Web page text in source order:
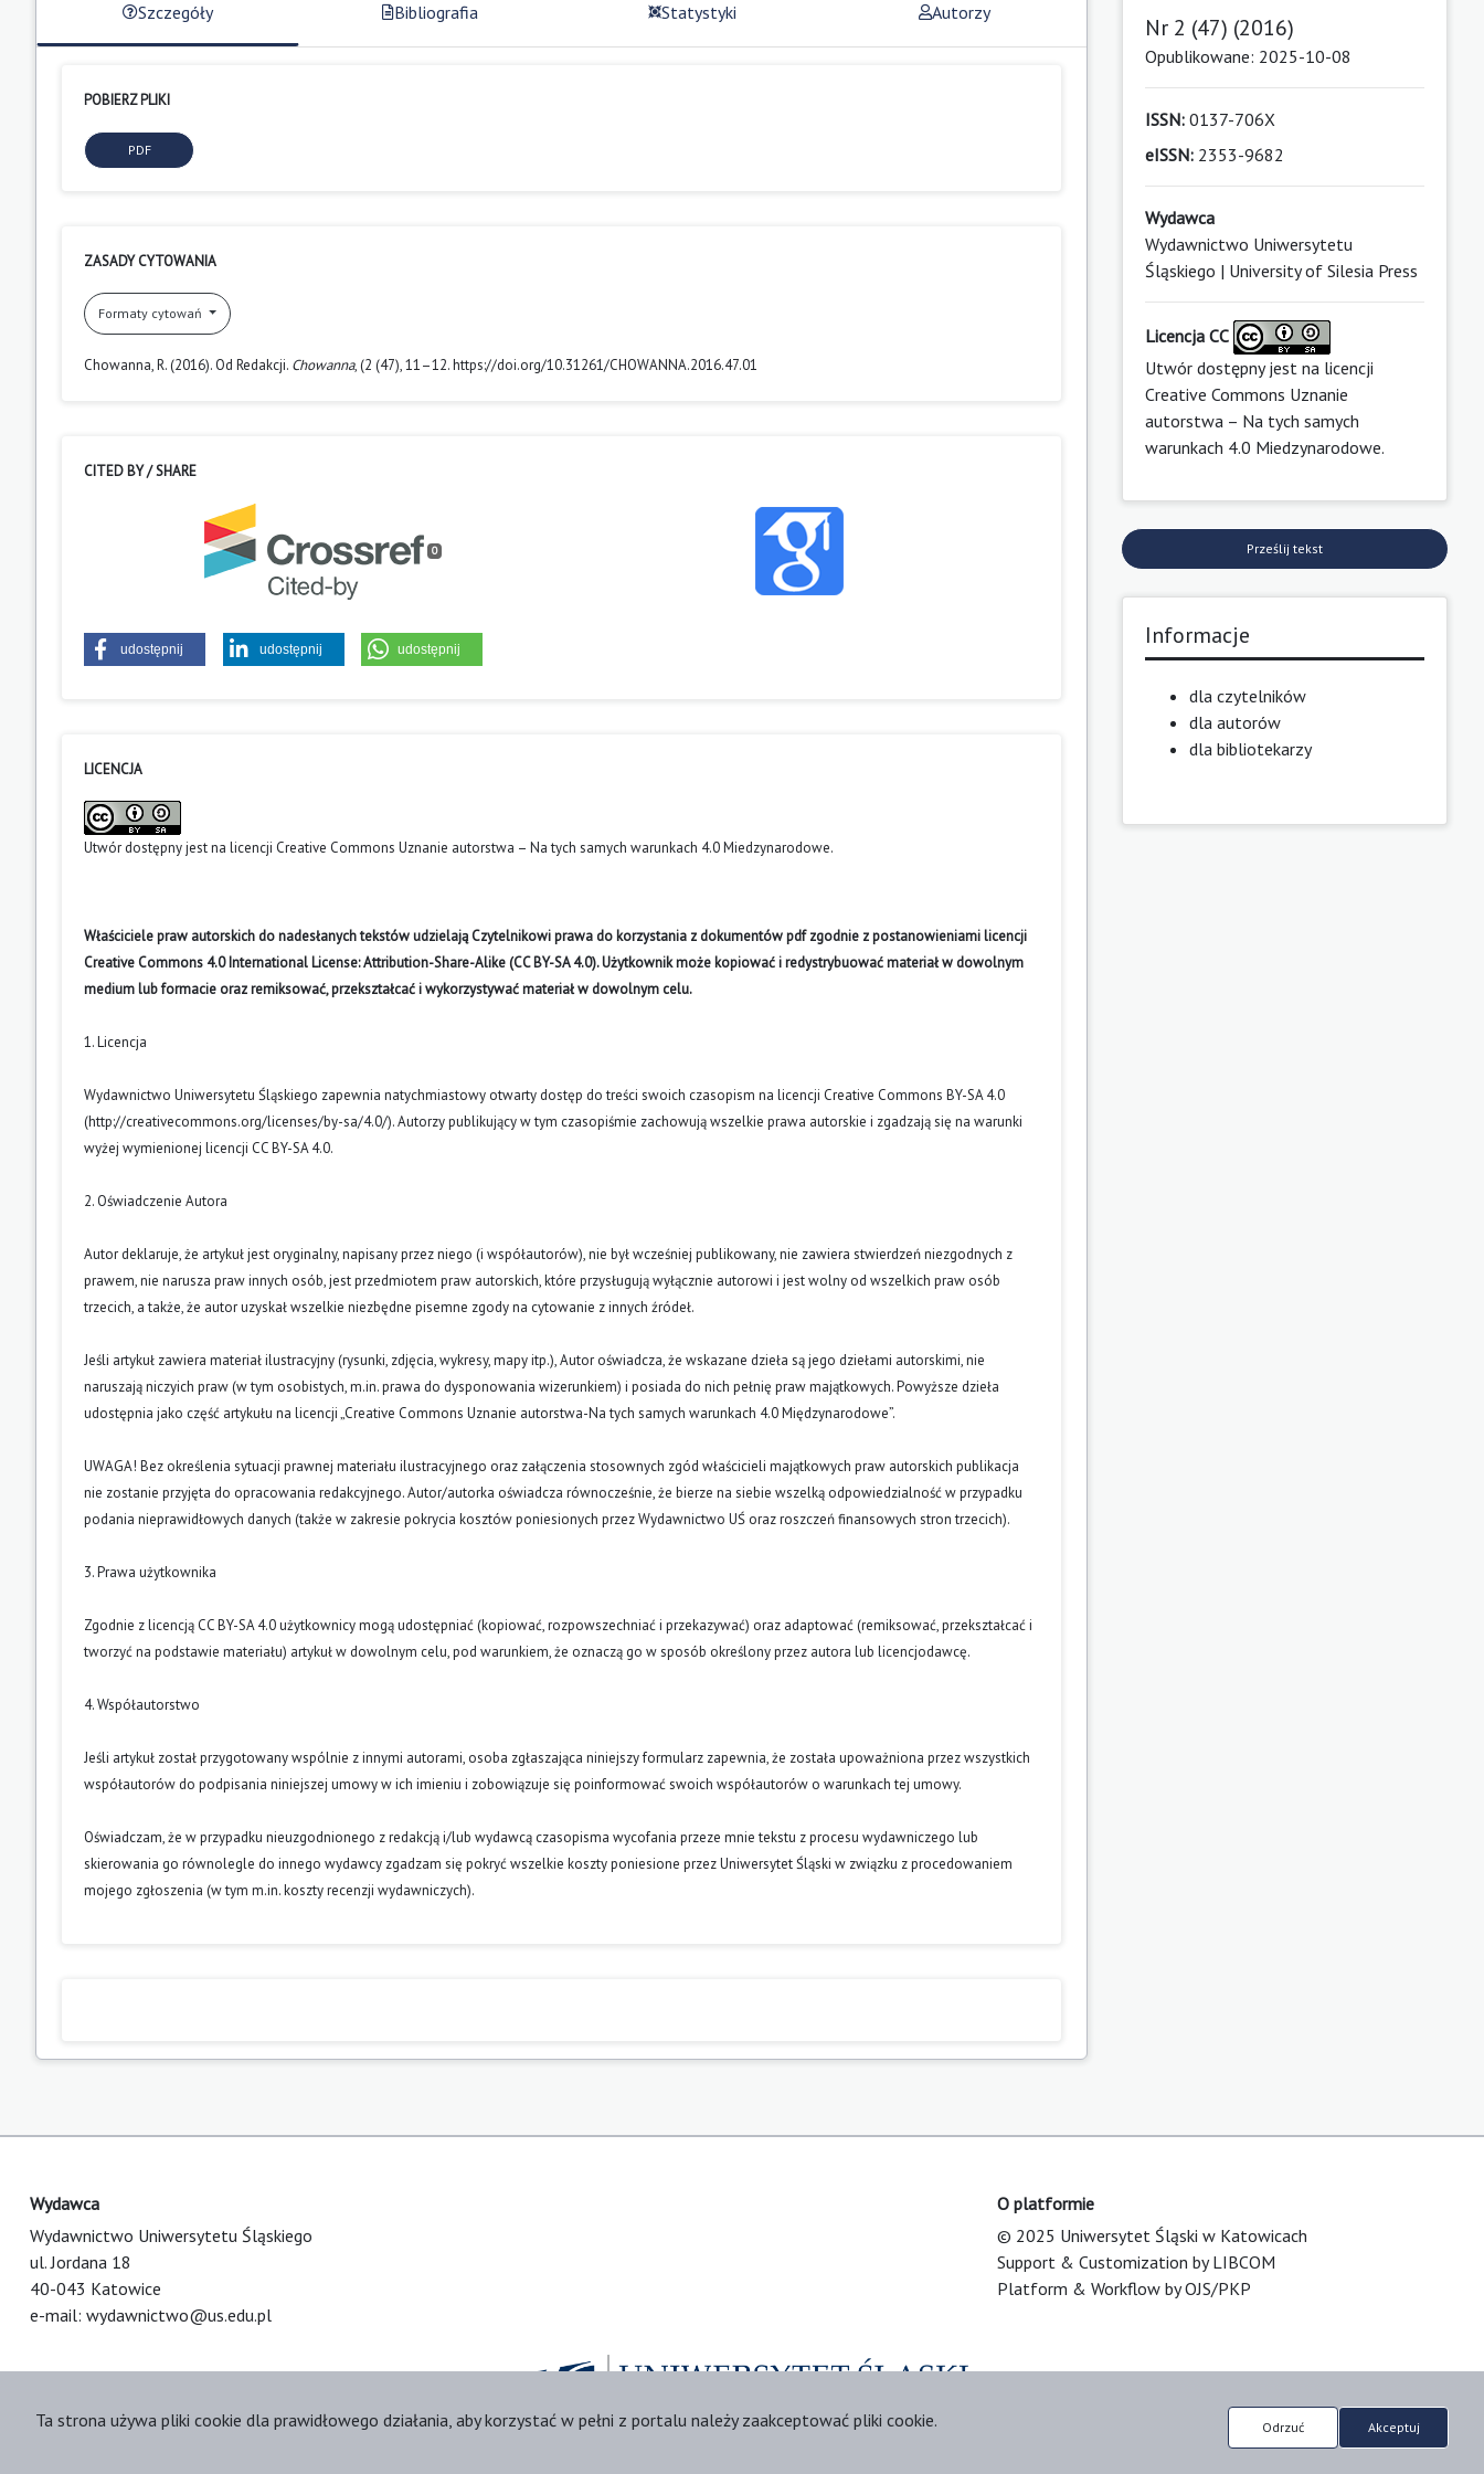
Szczegóły Bibliografia Statystyki Autorzy
POBIERZ PLIKI
PDF
ZASADY CYTOWANIA
Formaty cytowań
Chowanna, R. (2016). Od Redakcji. Chowanna, (2 (47), 11–12. https://doi.org/10.31261/CHOWANNA.2016.47.01
CITED BY / SHARE
0
udostępnij udostępnij udostępnij
LICENCJA
Utwór dostępny jest na licencji Creative Commons Uznanie autorstwa – Na tych samych warunkach 4.0 Miedzynarodowe.
Właściciele praw autorskich do nadesłanych tekstów udzielają Czytelnikowi prawa do korzystania z dokumentów pdf zgodnie z postanowieniami licencji
Creative Commons 4.0 International License: Attribution-Share-Alike (CC BY-SA 4.0). Użytkownik może kopiować i redystrybuować materiał w dowolnym
medium lub formacie oraz remiksować, przekształcać i wykorzystywać materiał w dowolnym celu.
1. Licencja
Wydawnictwo Uniwersytetu Śląskiego zapewnia natychmiastowy otwarty dostęp do treści swoich czasopism na licencji Creative Commons BY-SA 4.0
(http://creativecommons.org/licenses/by-sa/4.0/). Autorzy publikujący w tym czasopiśmie zachowują wszelkie prawa autorskie i zgadzają się na warunki
wyżej wymienionej licencji CC BY-SA 4.0.
2. Oświadczenie Autora
Autor deklaruje, że artykuł jest oryginalny, napisany przez niego (i współautorów), nie był wcześniej publikowany, nie zawiera stwierdzeń niezgodnych z
prawem, nie narusza praw innych osób, jest przedmiotem praw autorskich, które przysługują wyłącznie autorowi i jest wolny od wszelkich praw osób
trzecich, a także, że autor uzyskał wszelkie niezbędne pisemne zgody na cytowanie z innych źródeł.
Jeśli artykuł zawiera materiał ilustracyjny (rysunki, zdjęcia, wykresy, mapy itp.), Autor oświadcza, że wskazane dzieła są jego dziełami autorskimi, nie
naruszają niczyich praw (w tym osobistych, m.in. prawa do dysponowania wizerunkiem) i posiada do nich pełnię praw majątkowych. Powyższe dzieła
udostępnia jako część artykułu na licencji „Creative Commons Uznanie autorstwa-Na tych samych warunkach 4.0 Międzynarodowe”.
UWAGA! Bez określenia sytuacji prawnej materiału ilustracyjnego oraz załączenia stosownych zgód właścicieli majątkowych praw autorskich publikacja
nie zostanie przyjęta do opracowania redakcyjnego. Autor/autorka oświadcza równocześnie, że bierze na siebie wszelką odpowiedzialność w przypadku
podania nieprawidłowych danych (także w zakresie pokrycia kosztów poniesionych przez Wydawnictwo UŚ oraz roszczeń finansowych stron trzecich).
3. Prawa użytkownika
Zgodnie z licencją CC BY-SA 4.0 użytkownicy mogą udostępniać (kopiować, rozpowszechniać i przekazywać) oraz adaptować (remiksować, przekształcać i
tworzyć na podstawie materiału) artykuł w dowolnym celu, pod warunkiem, że oznaczą go w sposób określony przez autora lub licencjodawcę.
4. Współautorstwo
Jeśli artykuł został przygotowany wspólnie z innymi autorami, osoba zgłaszająca niniejszy formularz zapewnia, że została upoważniona przez wszystkich
współautorów do podpisania niniejszej umowy w ich imieniu i zobowiązuje się poinformować swoich współautorów o warunkach tej umowy.
Oświadczam, że w przypadku nieuzgodnionego z redakcją i/lub wydawcą czasopisma wycofania przeze mnie tekstu z procesu wydawniczego lub
skierowania go równolegle do innego wydawcy zgadzam się pokryć wszelkie koszty poniesione przez Uniwersytet Śląski w związku z procedowaniem
mojego zgłoszenia (w tym m.in. koszty recenzji wydawniczych).
Nr 2 (47) (2016)
Opublikowane: 2025-10-08
ISSN:0137-706X
eISSN:2353-9682
Wydawca
Wydawnictwo Uniwersytetu
Śląskiego | University of Silesia Press
Licencja CC
Utwór dostępny jest na licencji
Creative Commons Uznanie
autorstwa – Na tych samych
warunkach 4.0 Miedzynarodowe.
Prześlij tekst
Informacje
dla czytelników
dla autorów
dla bibliotekarzy
Wydawca
Wydawnictwo Uniwersytetu Śląskiego
ul. Jordana 18
40-043 Katowice
e-mail: wydawnictwo@us.edu.pl
O platformie
© 2025 Uniwersytet Śląski w Katowicach
Support & Customization by LIBCOM
Platform & Workflow by OJS/PKP
Ta strona używa pliki cookie dla prawidłowego działania, aby korzystać w pełni z portalu należy zaakceptować pliki cookie. Odrzuć Akceptuj